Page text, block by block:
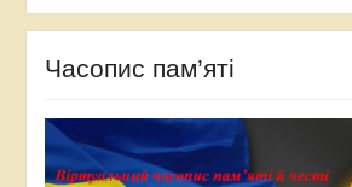
Часопис пам’яті